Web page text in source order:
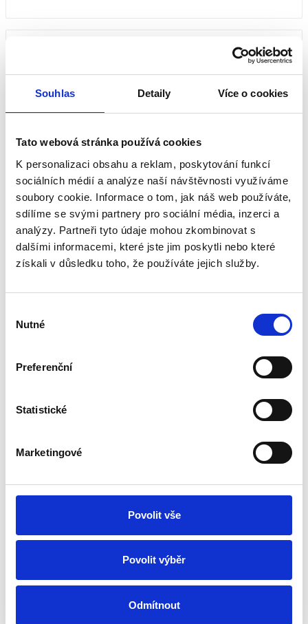
Souhlas Detaily Více o cookies
Tato webová stránka používá cookies
K personalizaci obsahu a reklam, poskytování funkcí
sociálních médií a analýze naší návštěvnosti využíváme
soubory cookie. Informace o tom, jak náš web používáte,
sdílíme se svými partnery pro sociální média, inzerci a
analýzy. Partneři tyto údaje mohou zkombinovat s
dalšími informacemi, které jste jim poskytli nebo které
získali v důsledku toho, že používáte jejich služby.
souhlasu
Nutné
Preferenční
Statistické
Marketingové
Povolit vše
Povolit výběr
Odmítnout
Dieses Produkt wurde noch nicht bewertet.
Um eine Bewertung hinzuzufügen, müssen Sie sich
einloggen.
Bewerten Sie das Produkt